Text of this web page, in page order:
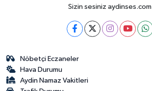
Sizin sesiniz aydinses.com
Nöbetçi Eczaneler
Hava Durumu
Aydin Namaz Vakitleri